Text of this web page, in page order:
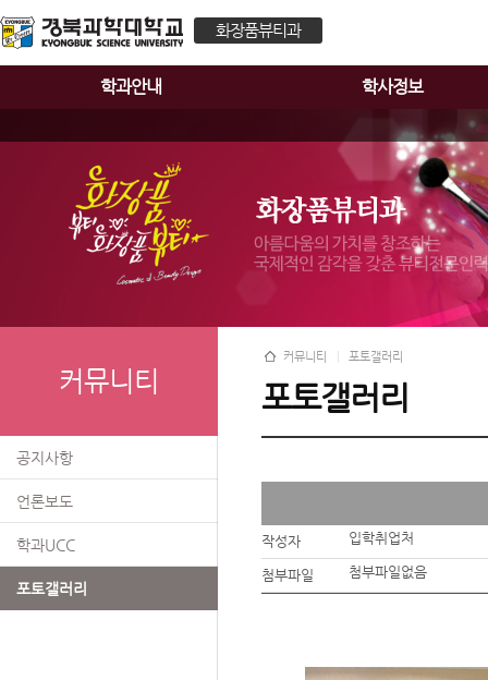
화장품뷰티과
학과안내 학사정보
커뮤니티
공지사항
언론보도
학과UCC
포토갤러리
커뮤니티 포토갤러리
포토갤러리
작성자 입학취업처
첨부파일 첨부파일없음